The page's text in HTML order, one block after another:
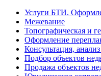
Услуги БТИ.
Межевание
Топографическая и
Оформление
Консультация,
Подбор объектов
Продажа объектов